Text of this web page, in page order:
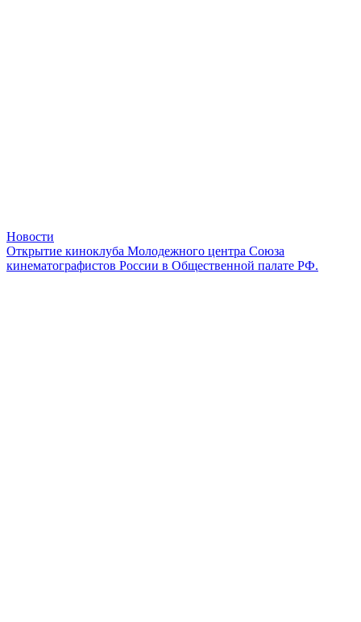
Новости
Открытие киноклуба Молодежного центра Союза
кинематографистов России в Общественной палате РФ.